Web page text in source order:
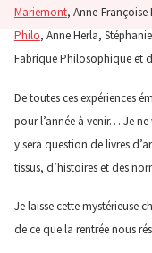
Mariemont, Anne-Françoise
Philo, Anne Herla,
Fabrique Philosophique et
De toutes ces expériences
pour l’année à venir… Je
y sera question de livres
tissus, d’histoires et des
Je laisse cette mystérieuse
de ce que la rentrée nous